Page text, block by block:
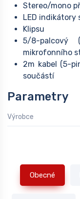
Stereo/mono
LED indikátory
Klipsu
5/8-
mikrofonního
2m kabel (5-
součástí
Parametry
Výrobce
Obecné